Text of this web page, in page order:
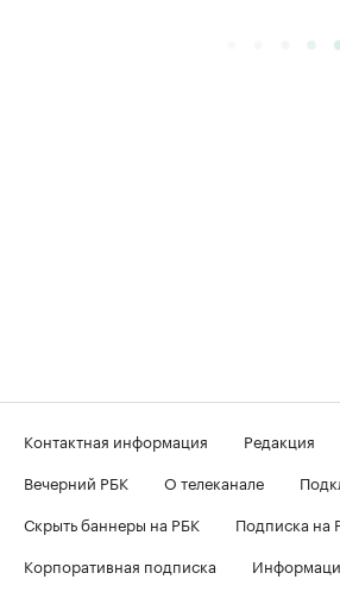
Контактная информация Редакция
Вечерний РБК
О телеканале
Скрыть баннеры на РБК
Подписка на
Корпоративная подписка